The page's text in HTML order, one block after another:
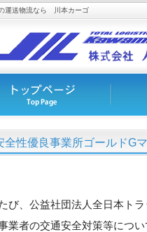
運送物流なら 川本カーゴ
全性優良事業所ゴールドG
び、公益社団法人全日本ト
業者の交通安全対策等につ